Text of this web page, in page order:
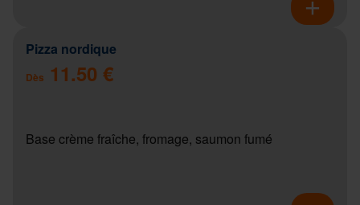
Pizza nordique
Dès 11.50 €
Base crème fraîche, fromage, saumon fumé